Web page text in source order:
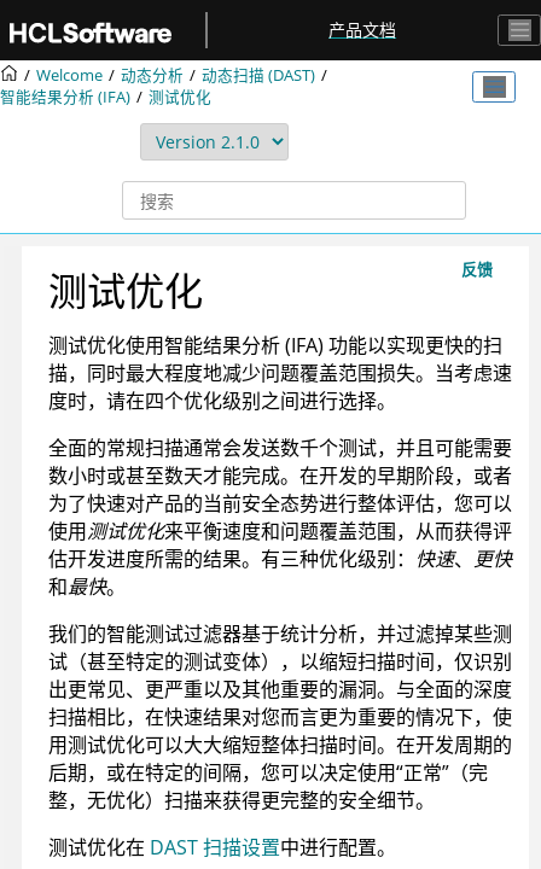
产品文档
Welcome 动态分析
动态扫描 (DAST)
智能结果分析 (IFA)
测试优化
反馈
测试优化
测试优化使用智能结果分析 (IFA) 功能以实现更快的扫
描，同时最大程度地减少问题覆盖范围损失。当考虑速
度时，请在四个优化级别之间进行选择。
全面的常规扫描通常会发送数千个测试，并且可能需要
数小时或甚至数天才能完成。在开发的早期阶段，或者
为了快速对产品的当前安全态势进行整体评估，您可以
使用测试优化来平衡速度和问题覆盖范围，从而获得评
估开发进度所需的结果。有三种优化级别： 快速、 更快
和最快。
我们的智能测试过滤器基于统计分析，并过滤掉某些测
试（甚至特定的测试变体），以缩短扫描时间，仅识别
出更常见、更严重以及其他重要的漏洞。与全面的深度
扫描相比，在快速结果对您而言更为重要的情况下，使
用测试优化可以大大缩短整体扫描时间。在开发周期的
后期，或在特定的间隔，您可以决定使用“正常”（完
整，无优化）扫描来获得更完整的安全细节。
测试优化在 DAST 扫描设置中进行配置。